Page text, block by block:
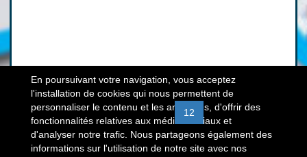
« 7 8 9 10 11 12 13 14
15 16 »
En poursuivant votre navigation, vous acceptez
l'installation de cookies qui nous permettent de
personnaliser le contenu et les annonces, d'offrir des
fonctionnalités relatives aux médias sociaux et
d'analyser notre trafic. Nous partageons également des
informations sur l'utilisation de notre site avec nos